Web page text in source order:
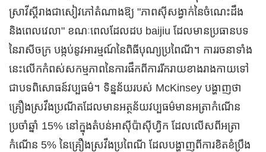
ស្រាវីស្គីរាងជាសៀវភៅតំណាងឱ្យ "ភាពស៊ីសង្វាក់នៃចំណេះដឹង
និងពេលវេលា" ខណៈពេលដែលដប baijiu ដែលមានប្រធានបទ
នៃរាសីចក្រ បង្កប់នូវអារម្មណ៍នៃពិធីបុណ្យប្រពៃណី។ ការរចនាទាំង
នេះលើកកំពស់សកម្មភាពនៃការផឹកពីការរីករាយខាងរាងកាយទៅ
ជាបទពិសោធន៍វប្បធម៌។ ទិន្នន័យរបស់ McKinsey បង្ហាញថា
គ្រឿងស្រវឹងប្រណីតដែលមានអត្ថន័យវប្បធម៌មានអត្រាកំណើន
ប្រចាំឆ្នាំ 15% នៅក្នុងតំបន់អាស៊ីប៉ាស៊ីហ្វិក ដែលលើសពីអត្រា
កំណើន 5% នៃគ្រឿងស្រវឹងប្រពៃណី ដែលបង្ហាញពីការខិតខំប្រឹង